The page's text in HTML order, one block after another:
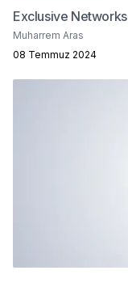
Exclusive Networks
Muharrem Aras
08 Temmuz 2024